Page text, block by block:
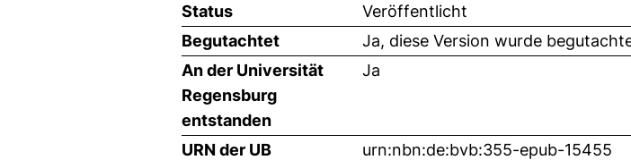
Status
Veröffentlicht
Begutachtet
Ja, diese Version wurde
An der Universität
Regensburg
entstanden
Ja
URN der UB
urn:nbn:de:bvb:355-epub-15455